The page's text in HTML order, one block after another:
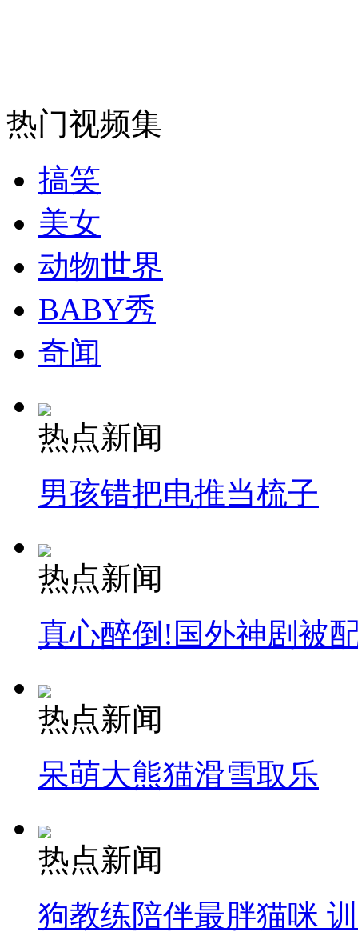
热门视频集
搞笑
美女
动物世界
BABY秀
奇闻
热点新闻
男孩错把电推当梳子
热点新闻
真心醉倒!国外神剧被
热点新闻
呆萌大熊猫滑雪取乐
热点新闻
狗教练陪伴最胖猫咪